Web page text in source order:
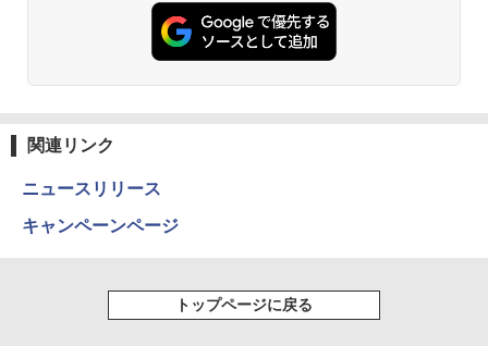
関連リンク
ニュースリリース
キャンペーンページ
トップページに戻る